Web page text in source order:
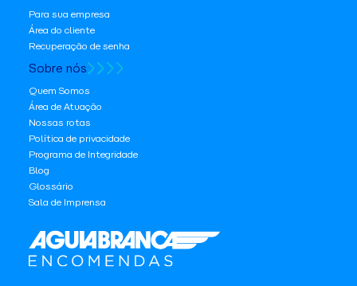
Para sua empresa
Área do cliente
Recuperação de senha
Sobre nós
Quem Somos
Área de Atuação
Nossas rotas
Política de privacidade
Programa de Integridade
Blog
Glossário
Sala de Imprensa